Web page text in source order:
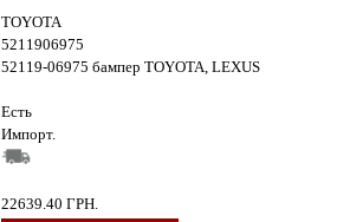
TOYOTA
5211906975
52119-06975 бампер TOYOTA, LEXUS
Есть
Импорт.
22639.40 ГРН.